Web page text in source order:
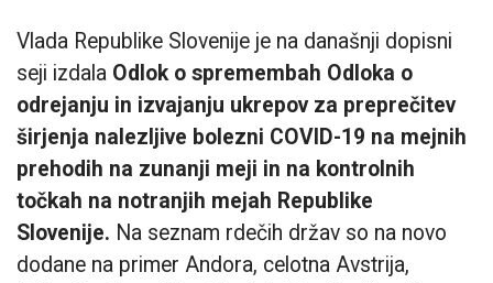
Vlada Republike Slovenije je na današnji dopisni
seji izdala Odlok o spremembah Odloka o
odrejanju in izvajanju ukrepov za preprečitev
širjenja nalezljive bolezni COVID-19 na mejnih
prehodih na zunanji meji in na kontrolnih
točkah na notranjih mejah Republike
Slovenije. Na seznam rdečih držav so na novo
dodane na primer Andora, celotna Avstrija,